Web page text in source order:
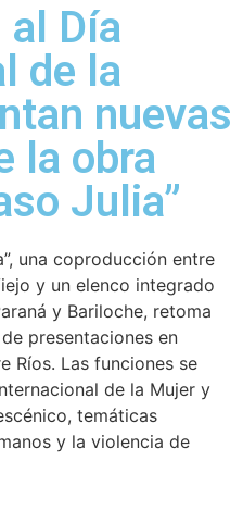
al Día
de la
nuevas
la obra
Julia”
una coproducción entre
y un elenco integrado
y Bariloche, retoma
presentaciones en
Ríos. Las funciones se
de la Mujer y
temáticas
y la violencia de